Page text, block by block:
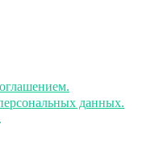
данных.